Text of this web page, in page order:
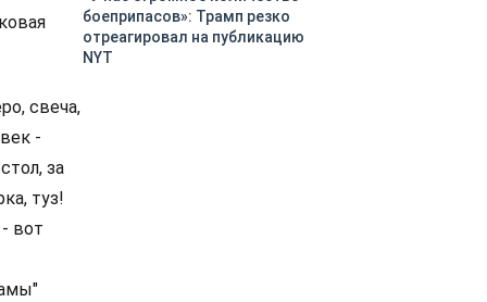
свеча,
-
за
туз!
вот
боеприпасов»: Трамп резко
отреагировал на публикацию
NYT